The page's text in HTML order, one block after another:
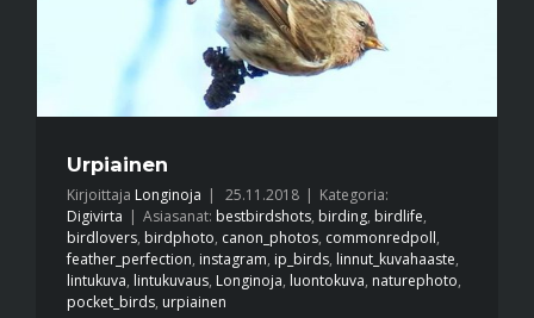
Urpiainen
Kirjoittaja Longinoja | 25.11.2018 | Kategoria:
Digivirta | Asiasanat: bestbirdshots, birding, birdlife,
birdlovers, birdphoto, canon_photos, commonredpoll,
feather_perfection, instagram, ip_birds, linnut_kuvahaaste,
lintukuva, lintukuvaus, Longinoja, luontokuva, naturephoto,
pocket_birds, urpiainen